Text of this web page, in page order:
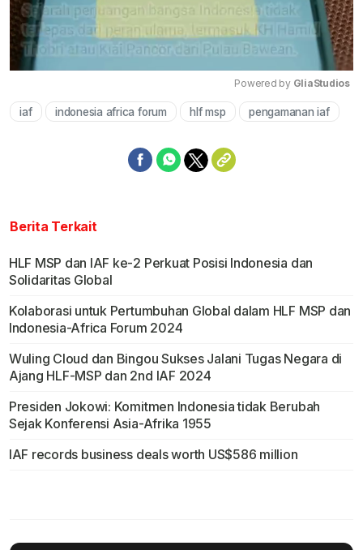
Mute
Powered by GliaStudios
iaf indonesia africa forum hlf msp pengamanan iaf
Berita Terkait
HLF MSP dan IAF ke-2 Perkuat Posisi Indonesia dan
Solidaritas Global
Kolaborasi untuk Pertumbuhan Global dalam HLF MSP dan
Indonesia-Africa Forum 2024
Wuling Cloud dan Bingou Sukses Jalani Tugas Negara di
Ajang HLF-MSP dan 2nd IAF 2024
Presiden Jokowi: Komitmen Indonesia tidak Berubah
Sejak Konferensi Asia-Afrika 1955
IAF records business deals worth US$586 million